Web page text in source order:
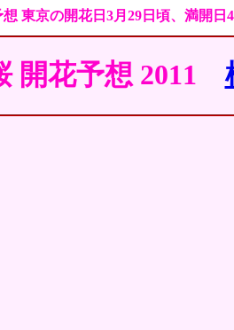
東京の開花日3月29日頃、満開日
開花予想 2011